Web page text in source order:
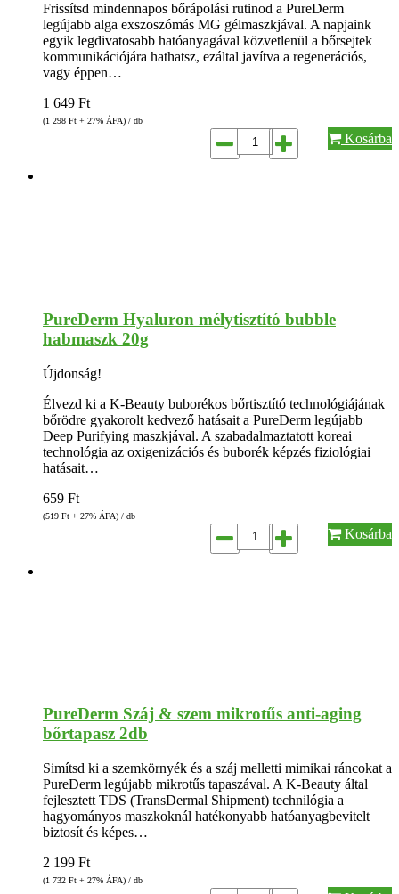
Frissítsd mindennapos bőrápolási rutinod a PureDerm
legújabb alga exszoszómás MG gélmaszkjával. A napjaink
egyik legdivatosabb hatóanyagával közvetlenül a bőrsejtek
kommunikációjára hathatsz, ezáltal javítva a regenerációs,
vagy éppen…
1 649 Ft
(1 298 Ft + 27% ÁFA) / db
Kosárba
PureDerm Hyaluron mélytisztító bubble
habmaszk 20g
Újdonság!
Élvezd ki a K-Beauty buborékos bőrtisztító technológiájának
bőrödre gyakorolt kedvező hatásait a PureDerm legújabb
Deep Purifying maszkjával. A szabadalmaztatott koreai
technológia az oxigenizációs és buborék képzés fiziológiai
hatásait…
659 Ft
(519 Ft + 27% ÁFA) / db
Kosárba
PureDerm Száj & szem mikrotűs anti-aging
bőrtapasz 2db
Simítsd ki a szemkörnyék és a száj melletti mimikai ráncokat a
PureDerm legújabb mikrotűs tapaszával. A K-Beauty által
fejlesztett TDS (TransDermal Shipment) technilógia a
hagyományos maszkoknál hatékonyabb hatóanyagbevitelt
biztosít és képes…
2 199 Ft
(1 732 Ft + 27% ÁFA) / db